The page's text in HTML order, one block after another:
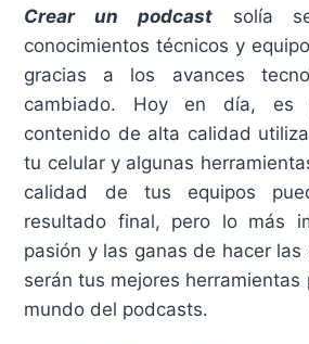
Crear un podcastsolía
conocimientos técnicos y
gracias a los avances
cambiado. Hoy en día, es
contenido de alta calidad
tu celular y algunas
calidad de tus equipos
resultado final, pero lo más
pasión y las ganas de hacer las
serán tus mejores herramientas
mundo del podcasts.